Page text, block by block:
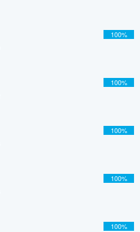
100%
100%
100%
100%
100%